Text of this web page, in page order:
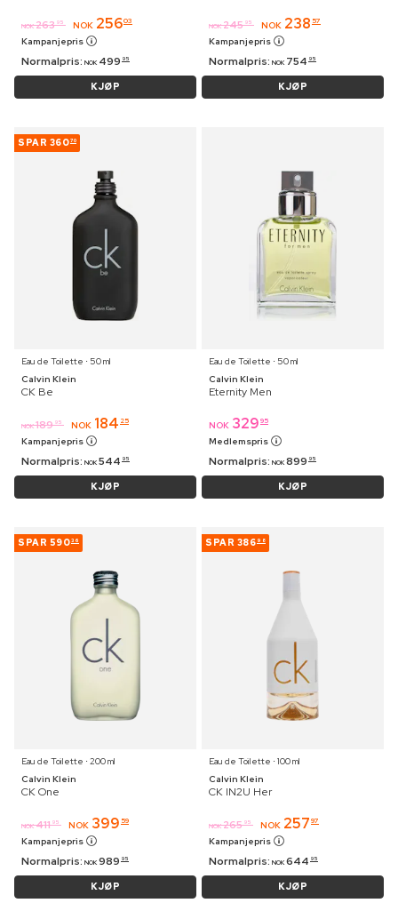
NOK 263 95 NOK 25603
Kampanjepris
Normalpris: NOK 499 95
KJØP
NOK 245 95 NOK 238 57
Kampanjepris
Normalpris: NOK 754 95
KJØP
SPAR 36070
Eau de Toilette ⋅ 50 ml
Calvin Klein
CK Be
NOK 189 95 NOK 184 25
Kampanjepris
Normalpris: NOK 544 95
KJØP
Eau de Toilette ⋅ 50 ml
Calvin Klein
Eternity Men
NOK 329 95
Medlemspris
Normalpris: NOK 899 95
KJØP
SPAR 59036
Eau de Toilette ⋅ 200 ml
Calvin Klein
CK One
NOK 411 95 NOK 399 59
Kampanjepris
Normalpris: NOK 989 95
KJØP
SPAR 386 98
Eau de Toilette ⋅ 100 ml
Calvin Klein
CK IN2U Her
NOK 265 95 NOK 257 97
Kampanjepris
Normalpris: NOK 644 95
KJØP